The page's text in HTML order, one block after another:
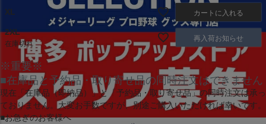
XL カートに入れる
2XL
在庫切れ
再入荷お知らせ
※重要※
■在庫品と予約品・取り寄せ品の同時注文はできません
現在 「在庫品（即納品）」と 「予約品・取り寄せ品」の同時注文は承っ
ておりません。大変お手数ですが、別途ご購入いただければ幸いです。
■お急ぎのお客様へ